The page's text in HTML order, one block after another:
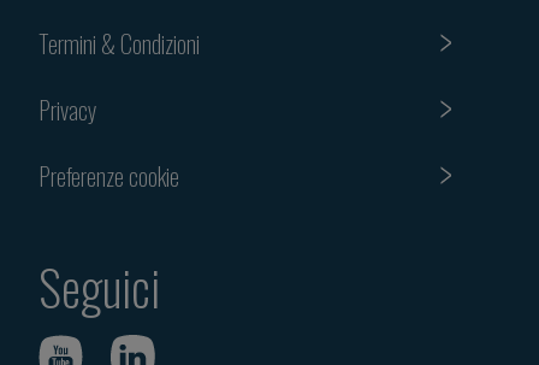
Termini & Condizioni
Privacy
Preferenze cookie
Seguici